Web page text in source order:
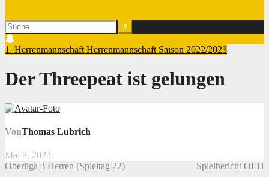
1. Herrenmannschaft Herrenmannschaft Saison 2022/2023
Der Threepeat ist gelungen
VonThomas Lubrich
Mai 9, 2023
Oberliga 3 Herren (Spieltag 22)
Spielbericht OLH